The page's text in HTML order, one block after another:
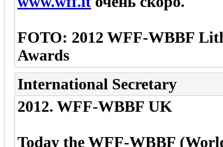
FOTO: 2012 WFF-WBBF
Awards
International Secretary
2012. WFF-WBBF UK
Today the WFF-WBBF